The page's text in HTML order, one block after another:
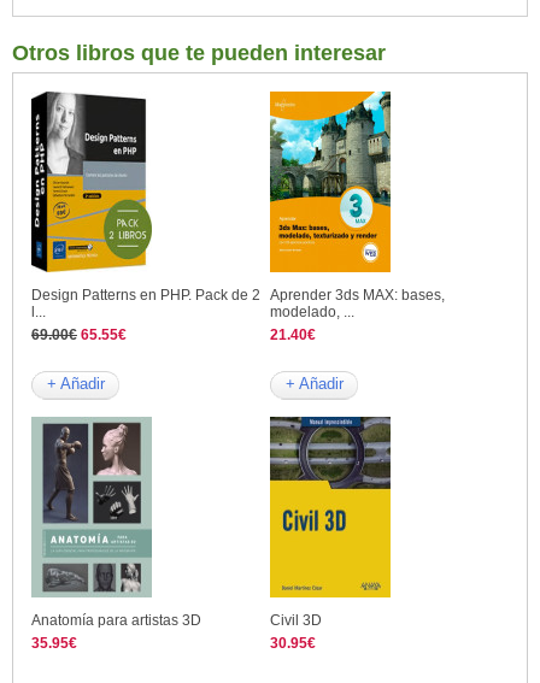
Otros libros que te pueden interesar
Design Patterns en PHP. Pack de 2
l...
69.00€ 65.55€
+ Añadir
Aprender 3ds MAX: bases,
modelado, ...
21.40€
+ Añadir
Anatomía para artistas 3D
35.95€
Civil 3D
30.95€